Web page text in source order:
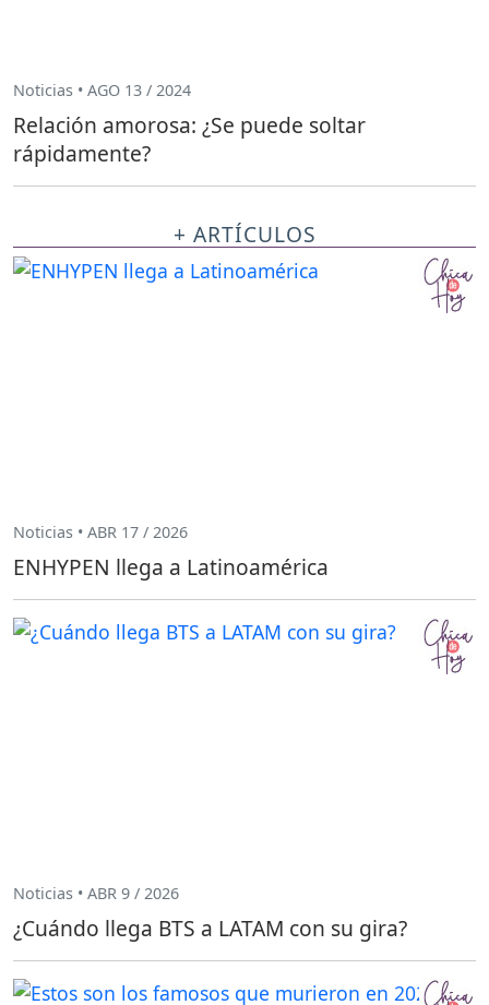
Noticias • AGO 13 / 2024
Relación amorosa: ¿Se puede soltar
rápidamente?
+ ARTÍCULOS
Noticias • ABR 17 / 2026
ENHYPEN llega a Latinoamérica
Noticias • ABR 9 / 2026
¿Cuándo llega BTS a LATAM con su gira?